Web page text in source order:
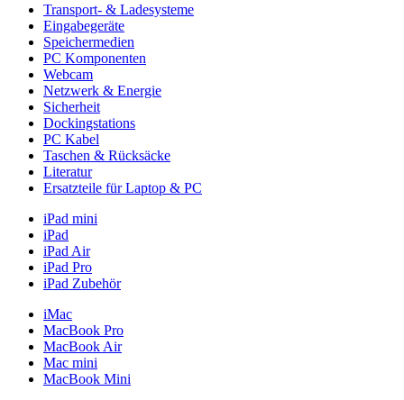
Transport- & Ladesysteme
Eingabegeräte
Speichermedien
PC Komponenten
Webcam
Netzwerk & Energie
Sicherheit
Dockingstations
PC Kabel
Taschen & Rücksäcke
Literatur
Ersatzteile für Laptop & PC
iPad mini
iPad
iPad Air
iPad Pro
iPad Zubehör
iMac
MacBook Pro
MacBook Air
Mac mini
MacBook Mini